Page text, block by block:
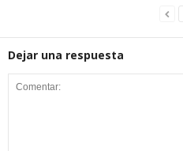
Dejar una respuesta